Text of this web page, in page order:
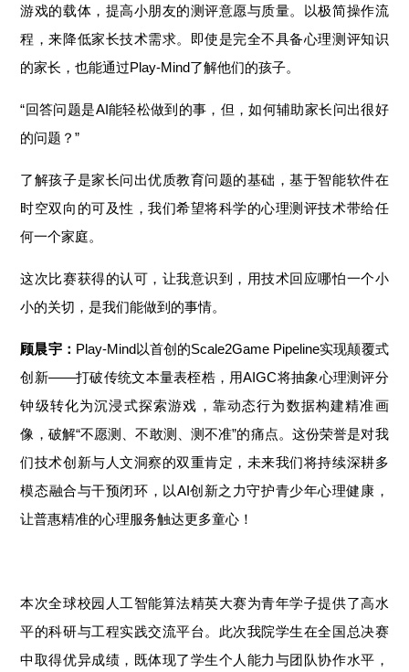
游戏的载体，提高小朋友的测评意愿与质量。以极简操作流
程，来降低家长技术需求。即使是完全不具备心理测评知识
的家长，也能通过Play-Mind了解他们的孩子。
“回答问题是AI能轻松做到的事，但，如何辅助家长问出很好
的问题？”
了解孩子是家长问出优质教育问题的基础，基于智能软件在
时空双向的可及性，我们希望将科学的心理测评技术带给任
何一个家庭。
这次比赛获得的认可，让我意识到，用技术回应哪怕一个小
小的关切，是我们能做到的事情。
顾晨宇： Play-Mind以首创的Scale2Game Pipeline实现颠覆式
创新——打破传统文本量表桎梏，用AIGC将抽象心理测评分
钟级转化为沉浸式探索游戏，靠动态行为数据构建精准画
像，破解“不愿测、不敢测、测不准”的痛点。这份荣誉是对我
们技术创新与人文洞察的双重肯定，未来我们将持续深耕多
模态融合与干预闭环，以AI创新之力守护青少年心理健康，
让普惠精准的心理服务触达更多童心！
本次全球校园人工智能算法精英大赛为青年学子提供了高水
平的科研与工程实践交流平台。此次我院学生在全国总决赛
中取得优异成绩，既体现了学生个人能力与团队协作水平，